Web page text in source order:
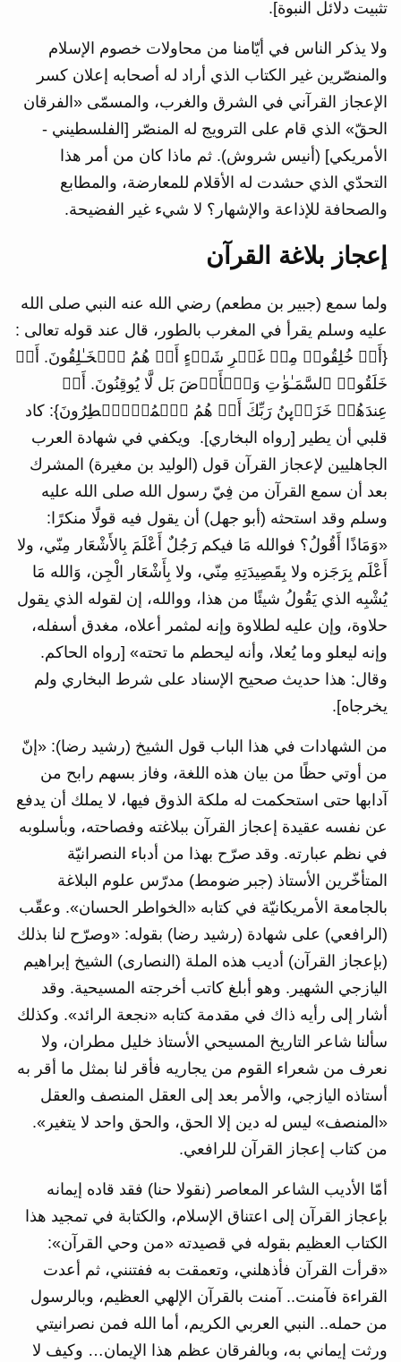
تثبيت دلائل النبوة].‏
ولا يذكر الناس في أيّامنا من محاولات خصوم الإسلام
والمنصّرين غير الكتاب الذي أراد له أصحابه إعلان كسر
الإعجاز القرآني في الشرق والغرب، والمسمّى «الفرقان
الحقّ» الذي قام على الترويج له المنصّر [الفلسطيني -
الأمريكي] (أنيس شروش). ثم ماذا كان من أمر هذا
التحدّي الذي حشدت له الأقلام للمعارضة، والمطابع
والصحافة للإذاعة والإشهار؟ لا شيء غير الفضيحة.
إعجاز بلاغة القرآن
ولما سمع (جبير بن مطعم) رضي الله عنه النبي صلى الله
عليه وسلم يقرأ في المغرب بالطور، قال عند قوله تعالى :
{أَمۡ خُلِقُوا۟ مِنۡ غَیۡرِ شَیۡءٍ أَمۡ هُمُ ٱلۡخَـٰلِقُونَ. أَمۡ
خَلَقُوا۟ ٱلسَّمَـٰوَ ٰ⁠تِ وَٱلۡأَرۡضَ بَل لَّا یُوقِنُونَ. أَمۡ
عِندَهُمۡ خَزَاۤىِٕنُ رَبِّكَ أَمۡ هُمُ ٱلۡمُصَۣیۡطِرُونَ}: كاد
قلبي أن يطير [رواه البخاري]. ويكفي في شهادة العرب
الجاهليين لإعجاز القرآن قول (الوليد بن مغيرة) المشرك
بعد أن سمع القرآن من فِيّ رسول الله صلى الله عليه
وسلم وقد استحثه (أبو جهل) أن يقول فيه قولًَا منكرًا:
«وَمَاذًا أَقُولُ؟ فوالله مَا فيكم رَجُلٌ أَعْلَمَ بِالأَشْعَار مِنّي، ولا
أَعْلَم بِرَجَزه ولا بِقَصِيدَتِهِ مِنّي، ولا بِأَشْعَار الْجِن، وَالله مَا
يُشْبِه الذي يَقُولُ شيئًا من هذا، ووالله، إن لقوله الذي يقول
حلاوة، وإن عليه لطلاوة وإنه لمثمر أعلاه، مغدق أسفله،
وإنه ليعلو وما يُعلا، وأنه ليحطم ما تحته» [رواه الحاكم.
وقال: هذا حديث صحيح الإسناد على شرط البخاري ولم
يخرجاه].
من الشهادات في هذا الباب قول الشيخ (رشيد رضا): «إنّ
من أوتي حظًا من بيان هذه اللغة، وفاز بسهم رابح من
آدابها حتى استحكمت له ملكة الذوق فيها، لا يملك أن يدفع
عن نفسه عقيدة إعجاز القرآن ببلاغته وفصاحته، وبأسلوبه
في نظم عبارته. وقد صرّح بهذا من أدباء النصرانيّة
المتأخّرين الأستاذ (جبر ضومط) مدرّس علوم البلاغة
بالجامعة الأمريكانيّة في كتابه «الخواطر الحسان». وعقّب
(الرافعي) على شهادة (رشيد رضا) بقوله: «وصرّح لنا بذلك
(بإعجاز القرآن) أديب هذه الملة (النصارى) الشيخ إبراهيم
اليازجي الشهير. وهو أبلغ كاتب أخرجته المسيحية. وقد
أشار إلى رأيه ذاك في مقدمة كتابه «نجعة الرائد». وكذلك
سألنا شاعر التاريخ المسيحي الأستاذ خليل مطران، ولا
نعرف من شعراء القوم من يجاريه فأقر لنا بمثل ما أقر به
أستاذه اليازجي، والأمر بعد إلى العقل المنصف والعقل
«المنصف» ليس له دين إلا الحق، والحق واحد لا يتغير».
من كتاب إعجاز القرآن للرافعي.
أمّا الأديب الشاعر المعاصر (نقولا حنا) فقد قاده إيمانه
بإعجاز القرآن إلى اعتناق الإسلام، والكتابة في تمجيد هذا
الكتاب العظيم بقوله في قصيدته «من وحي القرآن»:
«قرأت القرآن فأذهلني، وتعمقت به ففتنني، ثم أعدت
القراءة فآمنت.. آمنت بالقرآن الإلهي العظيم، وبالرسول
من حمله.. النبي العربي الكريم، أما الله فمن نصرانيتي
ورثت إيماني به، وبالفرقان عظم هذا الإيمان… وكيف لا